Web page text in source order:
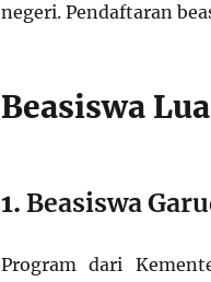
negeri. Pendaftaran
Beasiswa
1. Beasiswa
Program dari